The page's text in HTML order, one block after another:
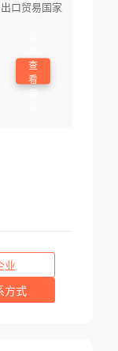
出口贸易国家
查
看
业
方式